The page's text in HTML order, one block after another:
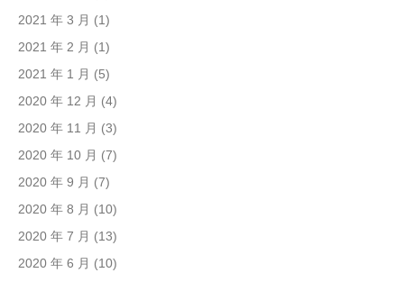
2021 年 3 月 (1)
2021 年 2 月 (1)
2021 年 1 月 (5)
2020 年 12 月 (4)
2020 年 11 月 (3)
2020 年 10 月 (7)
2020 年 9 月 (7)
2020 年 8 月 (10)
2020 年 7 月 (13)
2020 年 6 月 (10)